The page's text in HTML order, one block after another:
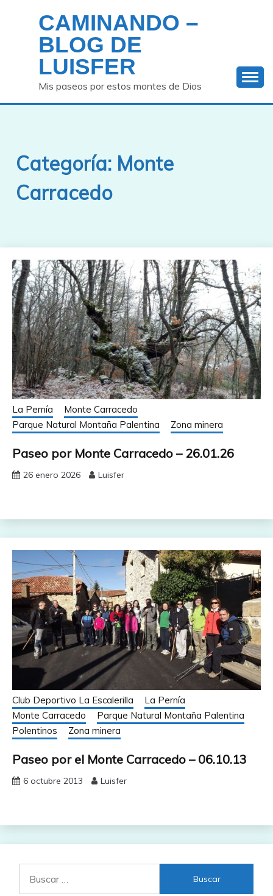
contenido
CAMINANDO –
BLOG DE
LUISFER
Mis paseos por estos montes de Dios
Categoría: Monte
Carracedo
La Pernía
Monte Carracedo
Parque Natural Montaña Palentina
Zona minera
Paseo por Monte Carracedo – 26.01.26
26 enero 2026 Luisfer
Club Deportivo La Escalerilla
La Pernía
Monte Carracedo
Parque Natural Montaña Palentina
Polentinos
Zona minera
Paseo por el Monte Carracedo – 06.10.13
6 octubre 2013 Luisfer